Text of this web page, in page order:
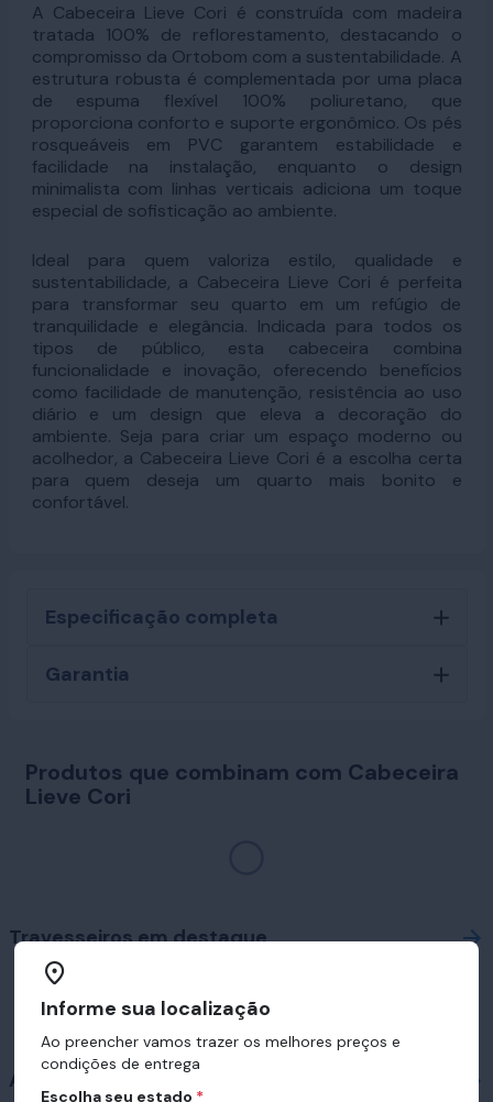
A Cabeceira Lieve Cori é construída com madeira
tratada 100% de reflorestamento, destacando o
compromisso da Ortobom com a sustentabilidade. A
estrutura robusta é complementada por uma placa
de espuma flexível 100% poliuretano, que
proporciona conforto e suporte ergonômico. Os pés
rosqueáveis em PVC garantem estabilidade e
facilidade na instalação, enquanto o design
minimalista com linhas verticais adiciona um toque
especial de sofisticação ao ambiente.
Ideal para quem valoriza estilo, qualidade e
sustentabilidade, a Cabeceira Lieve Cori é perfeita
para transformar seu quarto em um refúgio de
tranquilidade e elegância. Indicada para todos os
tipos de público, esta cabeceira combina
funcionalidade e inovação, oferecendo benefícios
como facilidade de manutenção, resistência ao uso
diário e um design que eleva a decoração do
ambiente. Seja para criar um espaço moderno ou
acolhedor, a Cabeceira Lieve Cori é a escolha certa
para quem deseja um quarto mais bonito e
confortável.
Especificação completa
Garantia
Produtos que combinam com Cabeceira
Lieve Cori
Travesseiros em destaque
Acessórios
Informe sua localização
Ao preencher vamos trazer os melhores preços e
condições de entrega
Escolha seu estado *